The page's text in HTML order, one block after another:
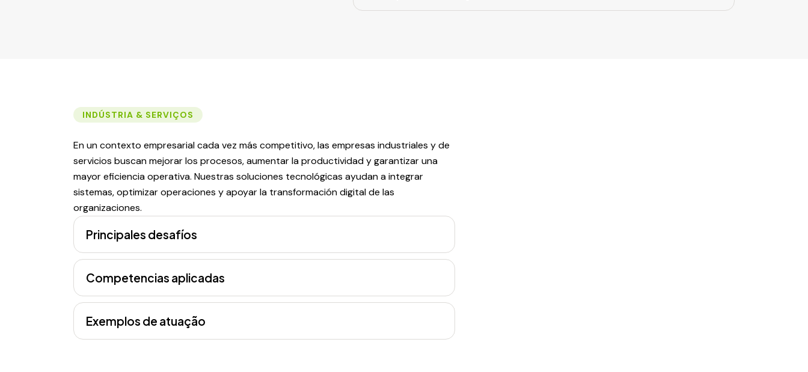
INDÚSTRIA & SERVIÇOS
En un contexto empresarial cada vez más competitivo, las empresas industriales y de
servicios buscan mejorar los procesos, aumentar la productividad y garantizar una
mayor eficiencia operativa. Nuestras soluciones tecnológicas ayudan a integrar
sistemas, optimizar operaciones y apoyar la transformación digital de las
organizaciones.
Principales desafíos
Competencias aplicadas
Exemplos de atuação